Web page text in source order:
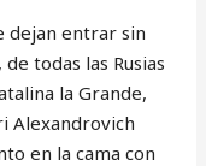
dejan entrar sin
todas las Rusias
la Grande,
Alexandrovich
en la cama con